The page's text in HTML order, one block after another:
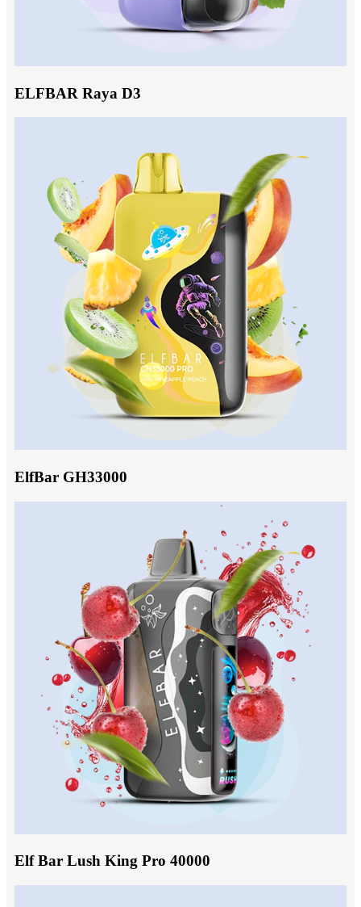
ELFBAR Raya D3
ElfBar GH33000
Elf Bar Lush King Pro 40000